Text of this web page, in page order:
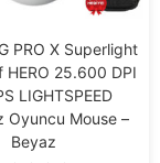
PRO X Superlight
HERO 25.600 DPI
LIGHTSPEED
Oyuncu Mouse –
Beyaz